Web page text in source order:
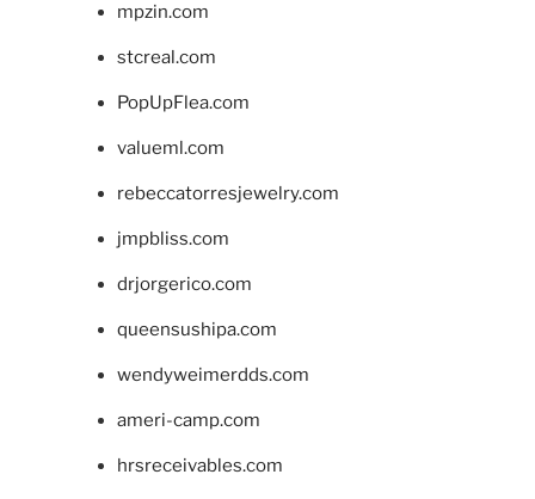
mpzin.com
stcreal.com
PopUpFlea.com
valueml.com
rebeccatorresjewelry.com
jmpbliss.com
drjorgerico.com
queensushipa.com
wendyweimerdds.com
ameri-camp.com
hrsreceivables.com